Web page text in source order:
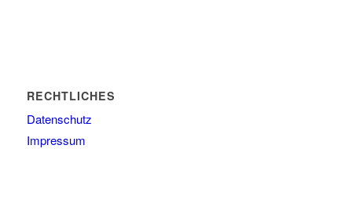
RECHTLICHES
Datenschutz
Impressum